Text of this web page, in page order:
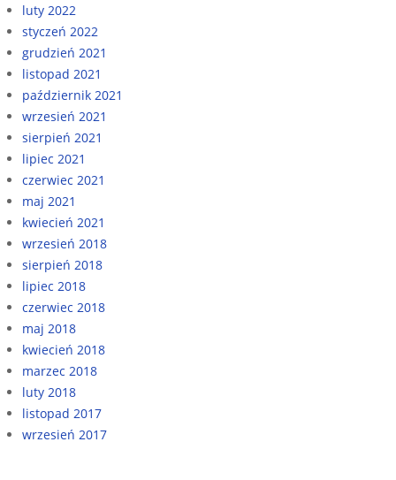
luty 2022
styczeń 2022
grudzień 2021
listopad 2021
październik 2021
wrzesień 2021
sierpień 2021
lipiec 2021
czerwiec 2021
maj 2021
kwiecień 2021
wrzesień 2018
sierpień 2018
lipiec 2018
czerwiec 2018
maj 2018
kwiecień 2018
marzec 2018
luty 2018
listopad 2017
wrzesień 2017